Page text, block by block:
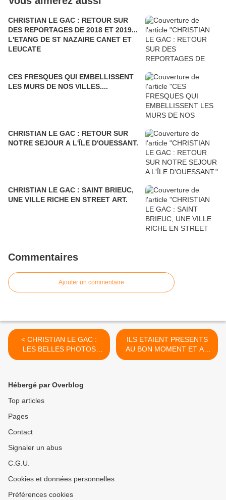
CHRISTIAN LE GAC : RETOUR SUR
DES REPORTAGES DE 2018 ET 2019...
L'ETANG DE ST NAZAIRE CANET ET
LEUCATE
CES FRESQUES QUI EMBELLISSENT
LES MURS DE NOS VILLES....
CHRISTIAN LE GAC : RETOUR SUR
NOTRE SEJOUR A L'ÎLE D'OUESSANT.
CHRISTIAN LE GAC : SAINT BRIEUC,
UNE VILLE RICHE EN STREET ART.
Commentaires
Ajouter un commentaire
< CHRISTIAN LE GAC :
LES BELLES PHOTOS
D'HIVER SELECTIONNEES
ILS ETAIENT PRESENTS
AU BON MOMENT ET AU
BON ENDROIT !... >
Hébergé par Overblog
Top articles
Pages
Contact
Signaler un abus
C.G.U.
Cookies et données personnelles
Préférences cookies